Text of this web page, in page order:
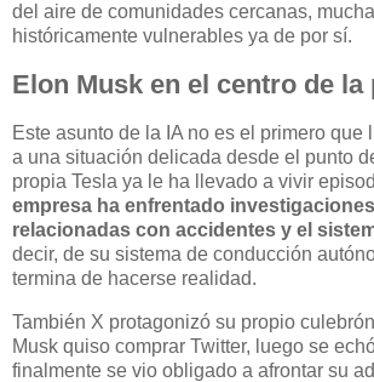
del aire de comunidades cercanas,
históricamente vulnerables ya de por sí.
Elon Musk en el centro de la
Este asunto de la IA no es el primero que
a una situación delicada desde el punto
propia Tesla ya le ha llevado a vivir
empresa ha enfrentado
relacionadas con accidentes y el
decir, de su sistema de conducción
termina de hacerse realidad.
También X protagonizó su propio
Musk quiso comprar Twitter, luego se
finalmente se vio obligado a afrontar su